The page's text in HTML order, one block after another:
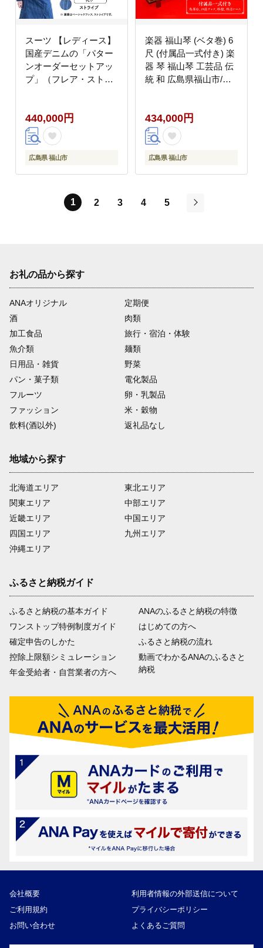
スーツ 【レディース】
国産デニムの「パター
ンオーダーセットアッ
プ」（フレア・ストラ
ム ジャケット スカート
広島県福山市 / 山陽染
工株式会社 [BADS032]
440,000円
広島県 福山市
楽器 福山琴 (ベタ巻) 6
尺 (付属品一式付き) 楽
器 琴 福山琴 工芸品 伝
統 和 広島県福山市/福
434,000円
広島県 福山市
1 2 3 4
5
お礼の品から探す
ANAオリジナル
定期便
酒
肉類
加工食品
旅行・宿泊・体験
魚介類
麺類
日用品・雑貨
野菜
パン・菓子類
電化製品
フルーツ
卵・乳製品
ファッション
米・穀物
飲料(酒以外)
返礼品なし
地域から探す
北海道エリア
関東エリア
近畿エリア
四国エリア
沖縄エリア
東北エリア
中部エリア
中国エリア
九州エリア
ふるさと納税ガイド
ふるさと納税の基本ガイド
ワンストップ特例制度ガイド
確定申告のしかた
控除上限額シミュレーション
年金受給者・自営業者の方へ
ANAのふるさと納税の特徴
はじめての方へ
ふるさと納税の流れ
動画でわかるANAのふるさと
納税
会社概要
利用者情報の外部送信について
ご利用規約
プライバシーポリシー
お問い合わせ
よくあるご質問